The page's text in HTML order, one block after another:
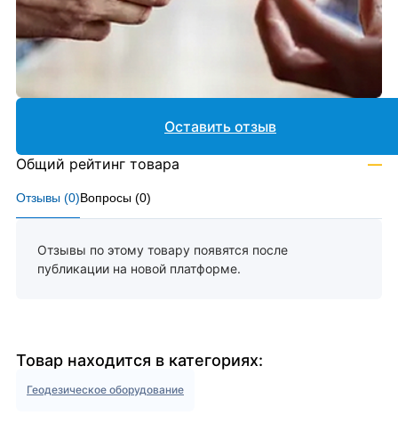
Отзывы (0)Вопросы (0)
Отзывы по этому товару появятся после
публикации на новой платформе.
Оставить отзыв
Общий рейтинг товара —
Товар находится в категориях:
Геодезическое оборудование